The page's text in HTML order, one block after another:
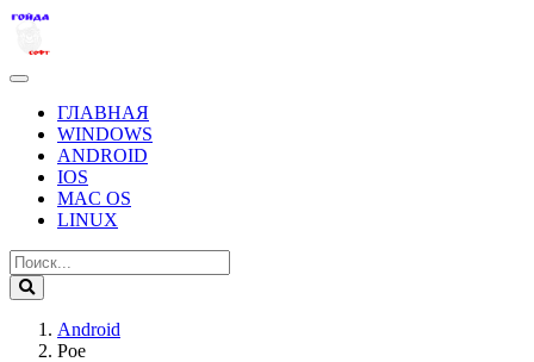
ГЛАВНАЯ
WINDOWS
ANDROID
IOS
MAC OS
LINUX
Android
Poe